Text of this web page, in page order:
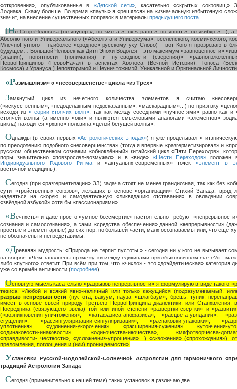
«откровения», опубликованные в «Детской сети», касательно «скрытых сокровищ»
Зодиака. Скажу больше. Во время «паузы» я «решился» на «изначальную избыточную
значит, на внесение существенных поправок в материалы предыдущего поста.
[Не СверхЧеловека (не «супер-», не «мета-», не «транс-», не «пост-», не «кибер-»…), а
Абсолютного и Универсального («Абсолюта и Универсума», вселенского, космического,
МлечноПутного – наиболее «сродное» русскому уху Слово) – вот Кого я прозреваю в
будущем… Большой Человек как Дитя Эпохи Водолея – это максимум «равноценности»
(знания), понятности (понимания) и путеводности (сверения)»
ПервоПринципов (ПервоНачал) в аспектах Хроноса (Вечной Истории), Топоса
Космоса) и Урануса (Неповторимой и Неуничтожимой, Уникальной и Оригинальной
«Размышлизм» о «несовершенстве» цикла «из Трёх»
Замкнутый цикл из нечётного количества элементов я считаю
(«искусственным», «недоделанным-недосказанным», «маскарадным»…) по признаку
исходя из «теории стоячих волн», так как между соседними «пучностями» равно как и
стоячей волны (а именно «они» и являются смысловыми аналогами «элементов»
цикла) находится «ровно» половина «целой бегущей волны».
Однажды (в своих первых«Астрологических этюдах») я уже проделывал
по преодолению подобного «несовершенства» (тогда я впервые «разгерметизировал» и
русском общественном сознании «обновлённый» китайский цикл «Пяти Переходов»,
поры значительно «повзрослел-возмужал» и в «виде»«Шести Переходов» положен
Индивидуального Годового Ритмаи «актуально-современных» точек«элемент в
восточной медицины).
Сегодня (при «разгерметизации» ЗЗ) задача стоит не менее грандиозная, так как без
сути «тройственных союзов», лежащих в основе «организации» Стихий Запада, вряд
надеяться на скорую и самодеятельную «ликвидацию отставания» в овладении
«звёздной азбукой» хотя бы «пассионариями».
«Вечность» и даже просто «умное бессмертие» настоятельно требуют
сознания и самосознания», а сами «средства обеспечения» данной «непрерывности»
простые и элементарные) до сих пор, по большей части, мало осознаваемы или, что ещё
не обозначены и непредставимы.
«Древняя» мудрость: «Природа не терпит пустоты,» - сегодня ни у кого не вызывает
на вопрос: «Чем заполнены промежутки между единицами при обыкновенном счёте?» -
либо «путного» ответит. При всём при том, что «число» - это «доэйдетическая» категория
уже со времён античности (подробнее)…
Основную мысль касательно «разрывов непрерывности» я формулирую в виде такого
тезиса: «Любой и всякий явно-наличный или только кажущийся (подразумеваемый,
разрыв непрерывности (пустота, вакуум, пауза, «шлагбаум», брешь, тупик,
имеет в основе своей природу Третьего ПервоПринципа диалектики, или Становления,
Посредника (связующего звена) той или иной степени «развёртки-свёртки» и
(«возникновения-уничтожения», «катафазиса-апофазиса», «расцвета-увядания»,
сгущения», «рассингуляризации-сингуляризации», «распаковки-упаковки»,
уплотнения», «удлинения-укорочения», «расширения-сужения», «утончения-
«одинаковости-инаковости», «одиночества-иночества», «мифотворчесва-
«правдивости- честности», «усложнения-упрощения»…) «сквожения» («прохождения»),
преломления, поглощения и (или) проницаемости».
Установки Русской-Водолейской-Солнечной Астрологии для гармоничного
традиций Астрологии Запада
Сегодня (применительно к нашей теме) таких установок я различаю две.